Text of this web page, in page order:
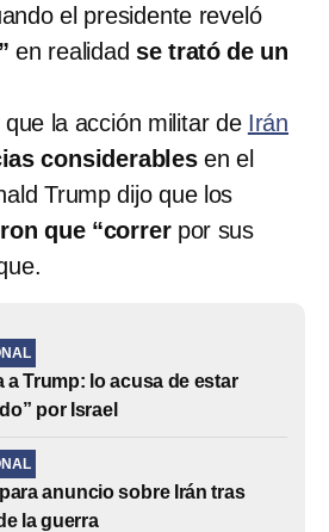
el presidente reveló
en realidad se trató de un
la acción militar de Irán
considerablesen el
Trump dijo que los
que “correrpor sus
a Trump: lo acusa de estar
por Israel
anuncio sobre Irán tras
la guerra